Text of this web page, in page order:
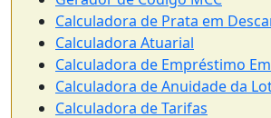
Calculadora de Prata em
Calculadora Atuarial
Calculadora de Empréstimo
Calculadora de Anuidade da
Calculadora de Tarifas